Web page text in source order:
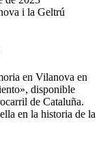
i la Geltrú
en Vilanova en
disponible
de Cataluña.
en la historia de la